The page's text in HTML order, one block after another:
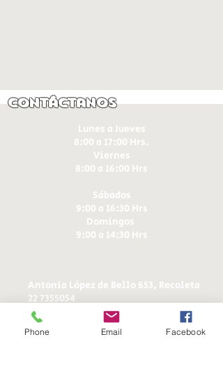
Contáctanos
Lunes a Jueves
8:00 a 17:00 Hrs.
Viernes
8:00 a 16:00 Hrs​
Sábados
9:00 a 16:30 Hrs
Domingos
9:00 a 14:30 Hrs
Antonia López de Bello 653, Recoleta
22 7355054
22 7375725
+56 9 75224598
ducereposteria@gmail.com
Phone Email Facebook